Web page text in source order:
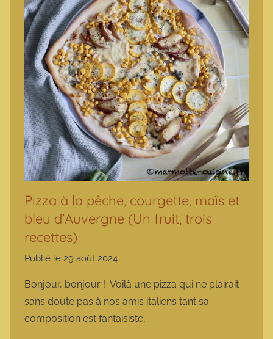
Pizza à la pêche, courgette, maïs et
bleu d’Auvergne (Un fruit, trois
recettes)
Publié le 29 août 2024
r
m
a
Bonjour, bonjour ! Voilà une pizza qui ne plairait
sans doute pas à nos amis italiens tant sa
composition est fantaisiste,